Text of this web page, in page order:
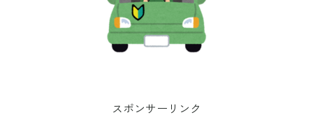
スポンサーリンク